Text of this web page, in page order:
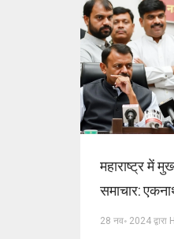
महाराष्ट्र में
समाचार:
28 नव॰ 2024